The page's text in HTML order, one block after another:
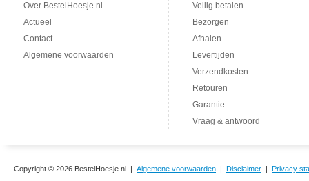
Over BestelHoesje.nl
Actueel
Contact
Algemene voorwaarden
Veilig betalen
Bezorgen
Afhalen
Levertijden
Verzendkosten
Retouren
Garantie
Vraag & antwoord
Copyright © 2026 BestelHoesje.nl | Algemene voorwaarden | Disclaimer | Privacy